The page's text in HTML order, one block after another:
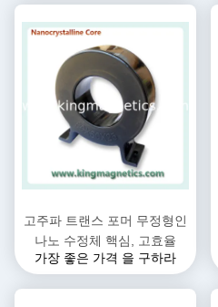
고주파 트랜스 포머 무정형인
나노 수정체 핵심, 고효율
가장 좋은 가격 을 구하라